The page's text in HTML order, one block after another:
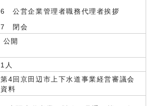
6 公営企業管理者職務代理者挨拶
7 閉会
公開
1人
第4回京田辺市上下水道事業経営審議会
資料